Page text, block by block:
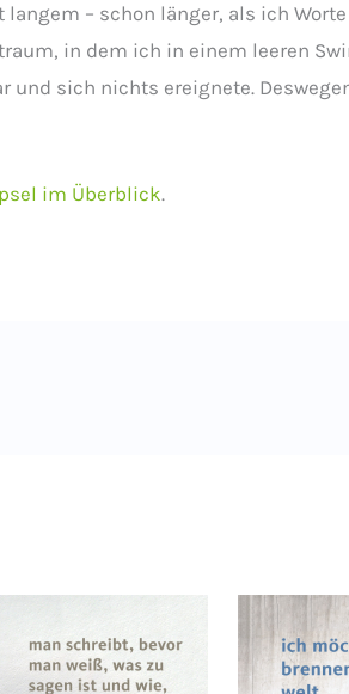
– schon länger, als ich
in dem ich in einem leeren
und sich nichts ereignete.
im Überblick.